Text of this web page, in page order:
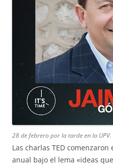
28 de febrero por la tarde en la UPV.
Las charlas TED
anual bajo el lema «ideas